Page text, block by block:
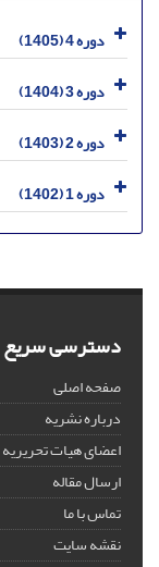
دوره 4 (1405)
دوره 3 (1404)
دوره 2 (1403)
دوره 1 (1402)
دسترسی سریع
صفحه اصلی
درباره نشریه
اعضای هیات تحریریه
ارسال مقاله
تماس با ما
نقشه سایت